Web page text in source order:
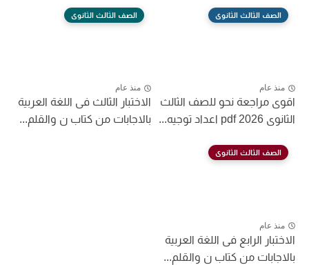
الصف الثالث الثانوى
منذ عام
اقوى مراجعة نحو للصف الثالث
الثانوى 2026 pdf اعداد توجيه...
الصف الثالث الثانوى
منذ عام
الاختبار الثالث فى اللغة العربية
بالاجابات من كتاب ن والقلم...
الصف الثالث الثانوى
منذ عام
الاختبار الرابع فى اللغة العربية
بالاجابات من كتاب ن والقلم...